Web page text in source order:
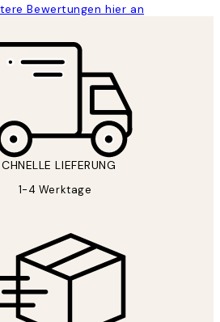
Bewertungen hier an
LIEFERUNG
1-4 Werktage